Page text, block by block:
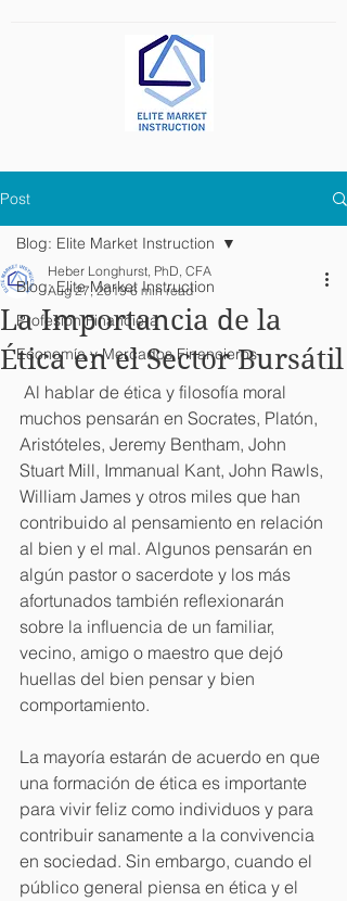
Post
Blog: Elite Market Instruction
Profesión Financiera
Economía y Mercados Financieros
Blog: Elite Market Instruction
La Importancia de la
Ética en el Sector Bursátil
Heber Longhurst, PhD, CFA
Aug 27, 2019 6 min read
muchos pensarán en Socrates, Platón,
Aristóteles, Jeremy Bentham, John
Stuart Mill, Immanual Kant, John Rawls,
William James y otros miles que han
contribuido al pensamiento en relación
al bien y el mal. Algunos pensarán en
algún pastor o sacerdote y los más
afortunados también reflexionarán
sobre la influencia de un familiar,
vecino, amigo o maestro que dejó
huellas del bien pensar y bien
comportamiento.
La mayoría estarán de acuerdo en que
una formación de ética es importante
para vivir feliz como individuos y para
contribuir sanamente a la convivencia
en sociedad. Sin embargo, cuando el
público general piensa en ética y el